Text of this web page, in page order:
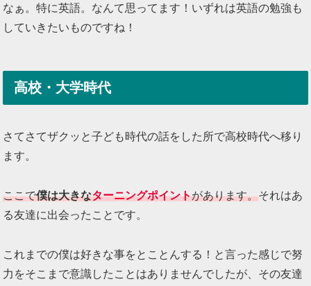
なぁ。特に英語。なんて思ってます！いずれは英語の勉強も
していきたいものですね！
高校・大学時代
さてさてザクッと子ども時代の話をした所で高校時代へ移り
ます。
ここで僕は大きなターニングポイントがあります。それはあ
る友達に出会ったことです。
これまでの僕は好きな事をとことんする！と言った感じで努
力をそこまで意識したことはありませんでしたが、その友達